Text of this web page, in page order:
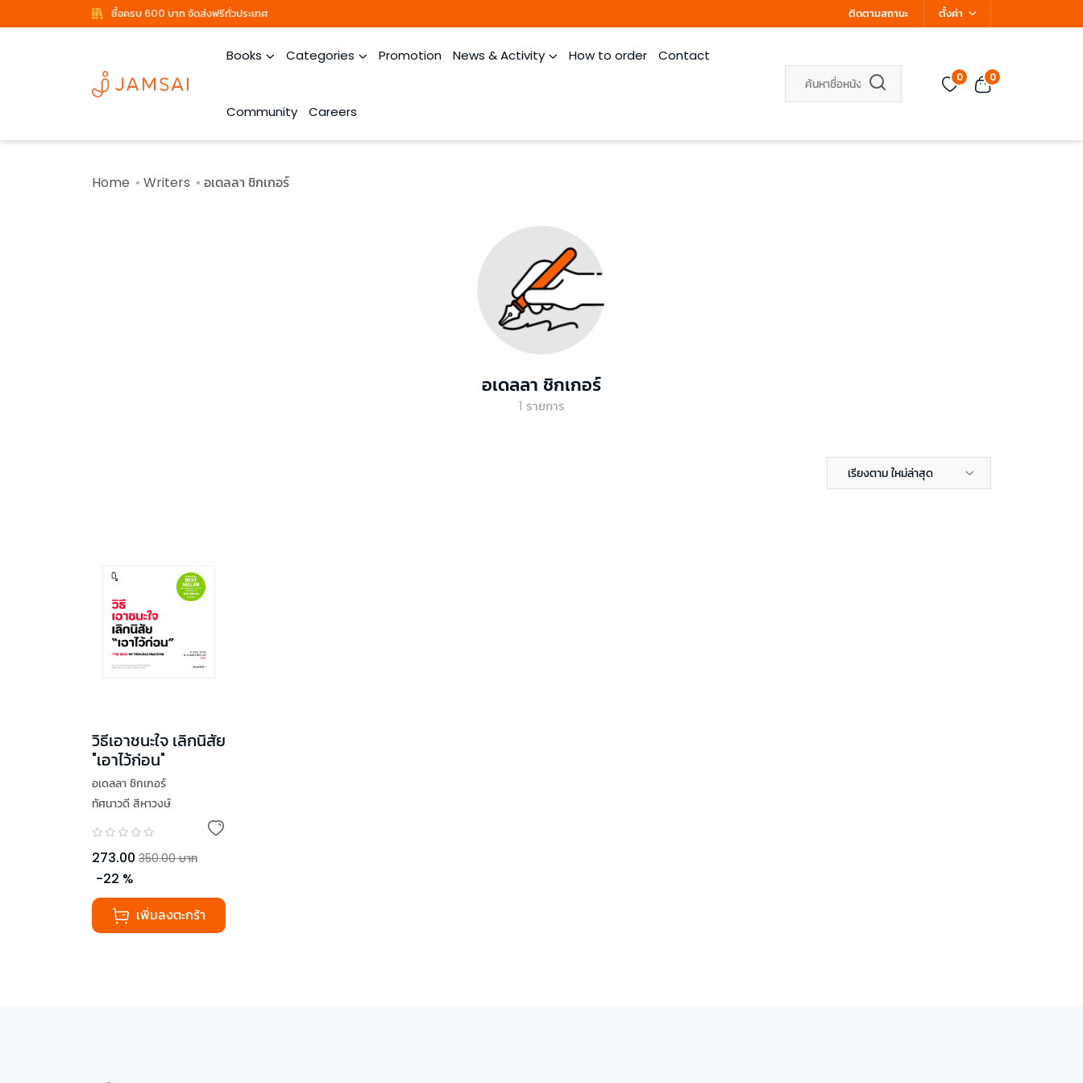
ซื้อครบ 600 บาท จัดส่งฟรีทั่วประเทศ ติดตามสถานะ ตั้งค่า
Books Categories Promotion News & Activity How to order Contact
Community Careers
0 0
Home Writers อเดลลา ชิกเกอร์
อเดลลา ชิกเกอร์
1 รายการ
เรียงตาม ใหม่ล่าสุด
วิธีเอาชนะใจ เลิกนิสัย
"เอาไว้ก่อน"
อเดลลา ชิกเกอร์
,ปีเตอร์ ลุดวิก
ทัศนาวดี สีหาวงษ์
273.00 350.00 บาท
-22 %
เพิ่มลงตะกร้า